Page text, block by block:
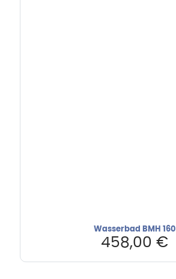
Wasserbad BMH 160
458,00 €